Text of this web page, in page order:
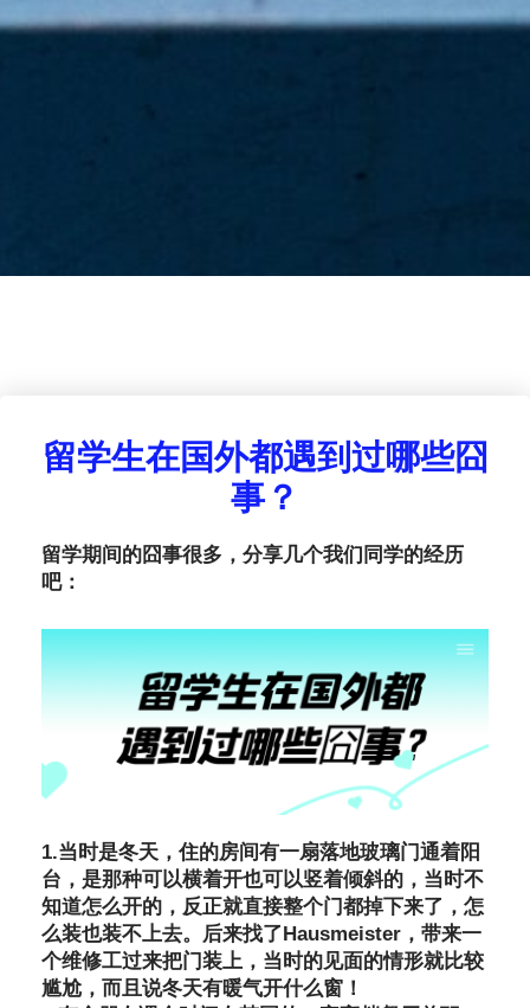
留学生在国外都遇到过哪些囧
事？
留学期间的囧事很多，分享几个我们同学的经历
吧：
1.当时是冬天，住的房间有一扇落地玻璃门通着阳
台，是那种可以横着开也可以竖着倾斜的，当时不
知道怎么开的，反正就直接整个门都掉下来了，怎
么装也装不上去。后来找了Hausmeister，带来一
个维修工过来把门装上，当时的见面的情形就比较
尴尬，而且说冬天有暖气开什么窗！